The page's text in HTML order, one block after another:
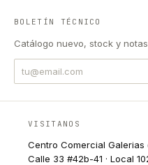
BOLETÍN TÉCNICO
Catálogo nuevo, stock y
VISITANOS
Centro Comercial Galerias
Calle 33 #42b-41 · Local